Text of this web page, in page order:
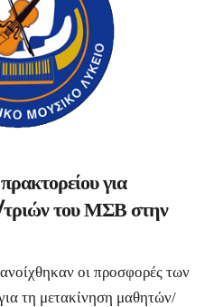
για
του ΜΣΒ στην
οι προσφορές των
τη μετακίνηση μαθητών/